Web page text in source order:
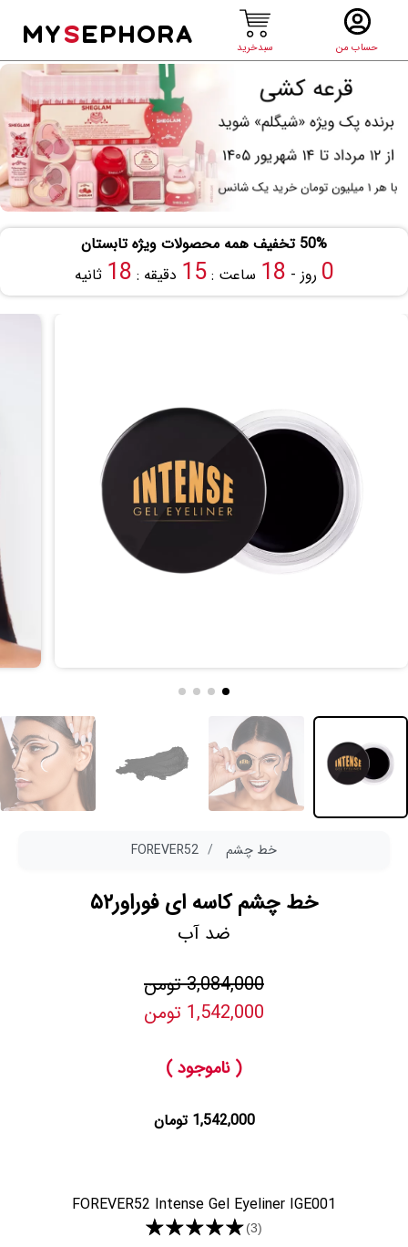
حساب من سبدخرید
MYSEPHORA
50% تخفیف همه محصولات ویژه تابستان
0 روز - 18 ساعت :15 دقیقه : 18 ثانیه
خط چشم FOREVER52
خط چشم کاسه ای فوراور۵۲
ضد آب
3,084,000 تومن
1,542,000 تومن
( ناموجود )
1,542,000 تومان
FOREVER52 Intense Gel Eyeliner IGE001
★★★★★(3)